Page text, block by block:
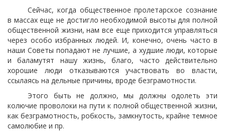
Сейчас, когда общественное пролетарское сознание
в массах еще не достигло необходимой высоты для полной
общественной жизни, нам все еще приходится управляться
через особо избранных людей. И, конечно, очень часто в
наши Советы попадают не лучшие, а худшие люди, которые
и баламутят нашу жизнь, благо, часто действительно
хорошие люди отказываются участвовать во власти,
ссылаясь на дельные причины, вроде безграмотности.
Этого быть не должно, мы должны одолеть эти
колючие проволоки на пути к полной общественной жизни,
как безграмотность, робкость, замкнутость, крайне темное
самолюбие и пр.